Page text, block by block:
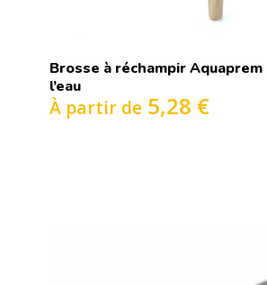
Brosse à réchampir
l’eau
À partir de5,28 €